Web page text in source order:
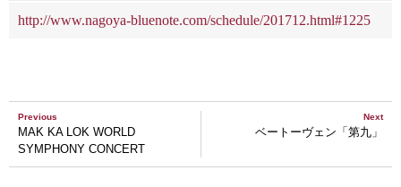
http://www.nagoya-bluenote.com/schedule/201712.html#1225
Previous
MAK KA LOK WORLD
SYMPHONY CONCERT
Next
ベートーヴェン「第九」